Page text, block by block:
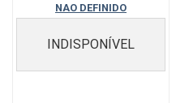
NAO DEFINIDO
INDISPONÍVEL